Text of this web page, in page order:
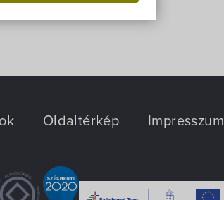
Oldaltérkép Impresszum